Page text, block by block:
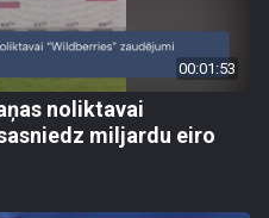
00:01:53
noliktavai
miljardu eiro